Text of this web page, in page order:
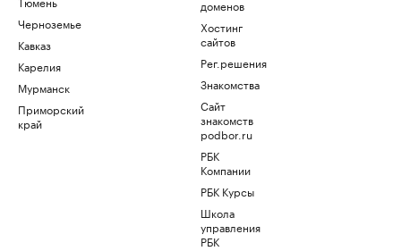
Черноземье
Кавказ
Карелия
Мурманск
Приморский
край
доменов
Хостинг
сайтов
Рег.решения
Знакомства
Сайт
знакомств
podbor.ru
РБК
Компании
РБК Курсы
Школа
управления
РБК